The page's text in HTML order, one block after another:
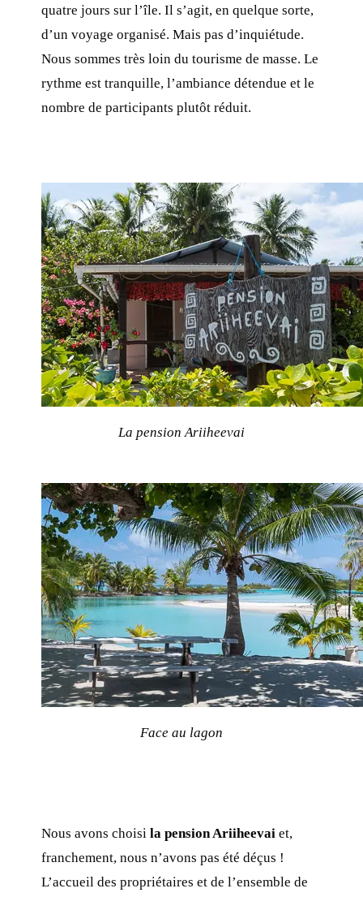
quatre jours sur l’île. Il s’agit, en quelque sorte,
d’un voyage organisé. Mais pas d’inquiétude.
Nous sommes très loin du tourisme de masse. Le
rythme est tranquille, l’ambiance détendue et le
nombre de participants plutôt réduit.
La pension Ariiheevai
Face au lagon
Nous avons choisila pension Ariiheevai et,
franchement, nous n’avons pas été déçus !
L’accueil des propriétaires et de l’ensemble de